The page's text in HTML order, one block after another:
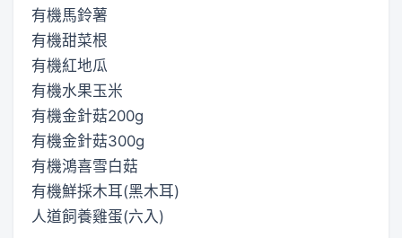
有機馬鈴薯
有機甜菜根
有機紅地瓜
有機水果玉米
有機金針菇200g
有機金針菇300g
有機鴻喜雪白菇
有機鮮採木耳(黑木耳)
人道飼養雞蛋(六入)